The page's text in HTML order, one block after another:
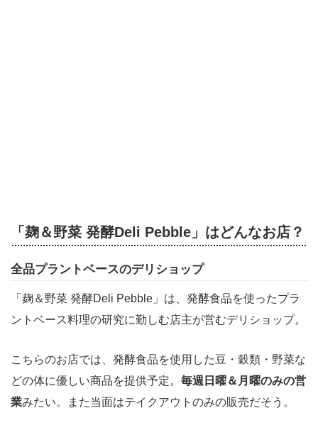
「麹＆野菜 発酵Deli Pebble」はどんなお店？
全品プラントベースのデリショップ
「麹＆野菜 発酵Deli Pebble」は、発酵食品を使ったプラ
ントベース料理の研究に勤しむ店主が営むデリショップ。
こちらのお店では、発酵食品を使用した豆・穀類・野菜な
どの体に優しい商品を提供予定。 毎週日曜＆月曜のみの営
業みたい。また当面はテイクアウトのみの販売だそう。